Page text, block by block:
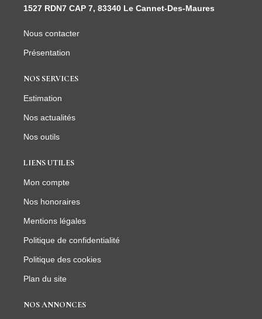
1527 RDN7 CAP 7, 83340 Le Cannet-Des-Maures
Nous contacter
Présentation
NOS SERVICES
Estimation
Nos actualités
Nos outils
LIENS UTILES
Mon compte
Nos honoraires
Mentions légales
Politique de confidentialité
Politique des cookies
Plan du site
NOS ANNONCES